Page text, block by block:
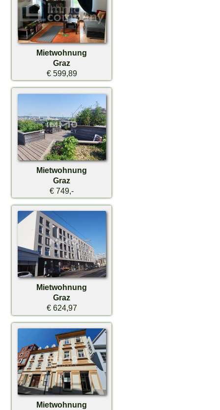
Mietwohnung
Graz
€ 599,89
Mietwohnung
Graz
€ 749,-
Mietwohnung
Graz
€ 624,97
Mietwohnung